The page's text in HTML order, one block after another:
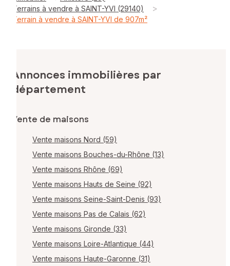
Terrains à vendre à SAINT-YVI (29140) >
Terrain à vendre à SAINT-YVI de 907m²
Annonces immobilières par
département
Vente de maisons
Vente maisons Nord (59)
Vente maisons Bouches-du-Rhône (13)
Vente maisons Rhône (69)
Vente maisons Hauts de Seine (92)
Vente maisons Seine-Saint-Denis (93)
Vente maisons Pas de Calais (62)
Vente maisons Gironde (33)
Vente maisons Loire-Atlantique (44)
Vente maisons Haute-Garonne (31)